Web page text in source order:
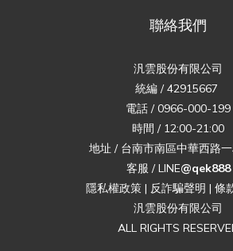
聯絡我們
汎雲股份有限公司
統編 / 42915667
電話 / 0966-000-199
時間 / 12:00-21:00
地址 / 台南市南區中華西路
客服 / LINE@qek888
隱私權政策 | 反詐騙聲明 | 條
汎雲股份有限公司
ALL RIGHTS